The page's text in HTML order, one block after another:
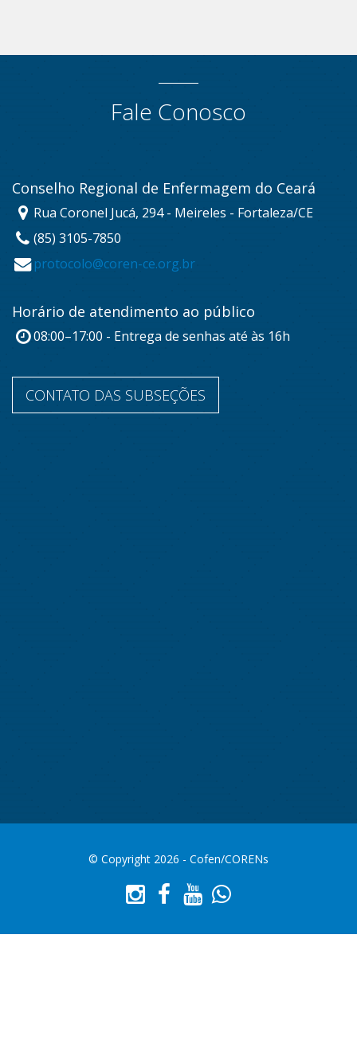
Fale Conosco
Conselho Regional de Enfermagem do Ceará
Rua Coronel Jucá, 294 - Meireles - Fortaleza/CE
(85) 3105-7850
protocolo@coren-ce.org.br
Horário de atendimento ao público
08:00–17:00 - Entrega de senhas até às 16h
CONTATO DAS SUBSEÇÕES
© Copyright 2026 - Cofen/CORENs